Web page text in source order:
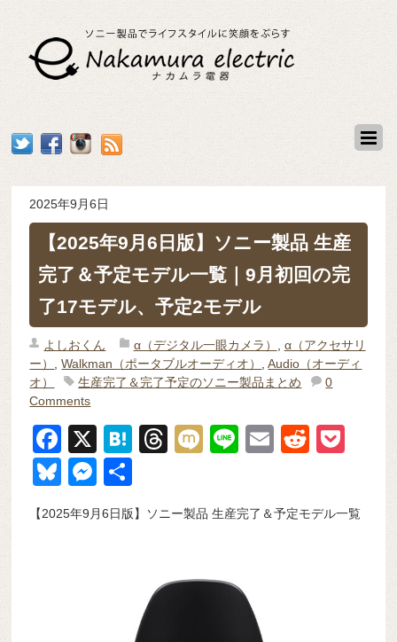
2025年9月6日
【2025年9月6日版】ソニー製品 生産
完了＆予定モデル一覧｜9月初回の完
了17モデル、予定2モデル
よしおくん α（デジタル一眼カメラ）
α（アクセサリ
ー）
,Walkman（ポータブルオーディオ） ,Audio（オーディ
オ）
生産完了＆完了予定のソニー製品まとめ
0
Comments
F
a
c
e
X
H
n
T
a
s
M
Li
E
R
di et
Bl
u
e
M
e
ss
有
【2025年9月6日版】ソニー製品 生産完了＆予定モデル一覧